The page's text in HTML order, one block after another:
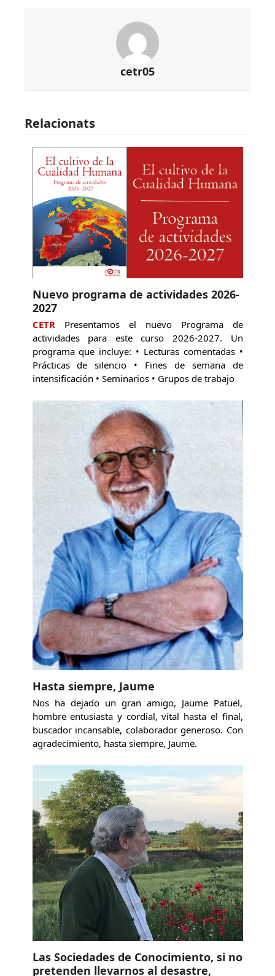
cetr05
Relacionats
Nuevo programa de actividades 2026-
2027
CETRPresentamos el nuevo Programa de
actividades para este curso 2026-2027. Un
programa que incluye: • Lecturas comentadas •
Prácticas de silencio • Fines de semana de
intensificación • Seminarios • Grupos de trabajo
Hasta siempre, Jaume
Nos ha dejado un gran amigo, Jaume Patuel,
hombre entusiasta y cordial, vital hasta el final,
buscador incansable, colaborador generoso. Con
agradecimiento, hasta siempre, Jaume.
Las Sociedades de Conocimiento, si no
pretenden llevarnos al desastre,